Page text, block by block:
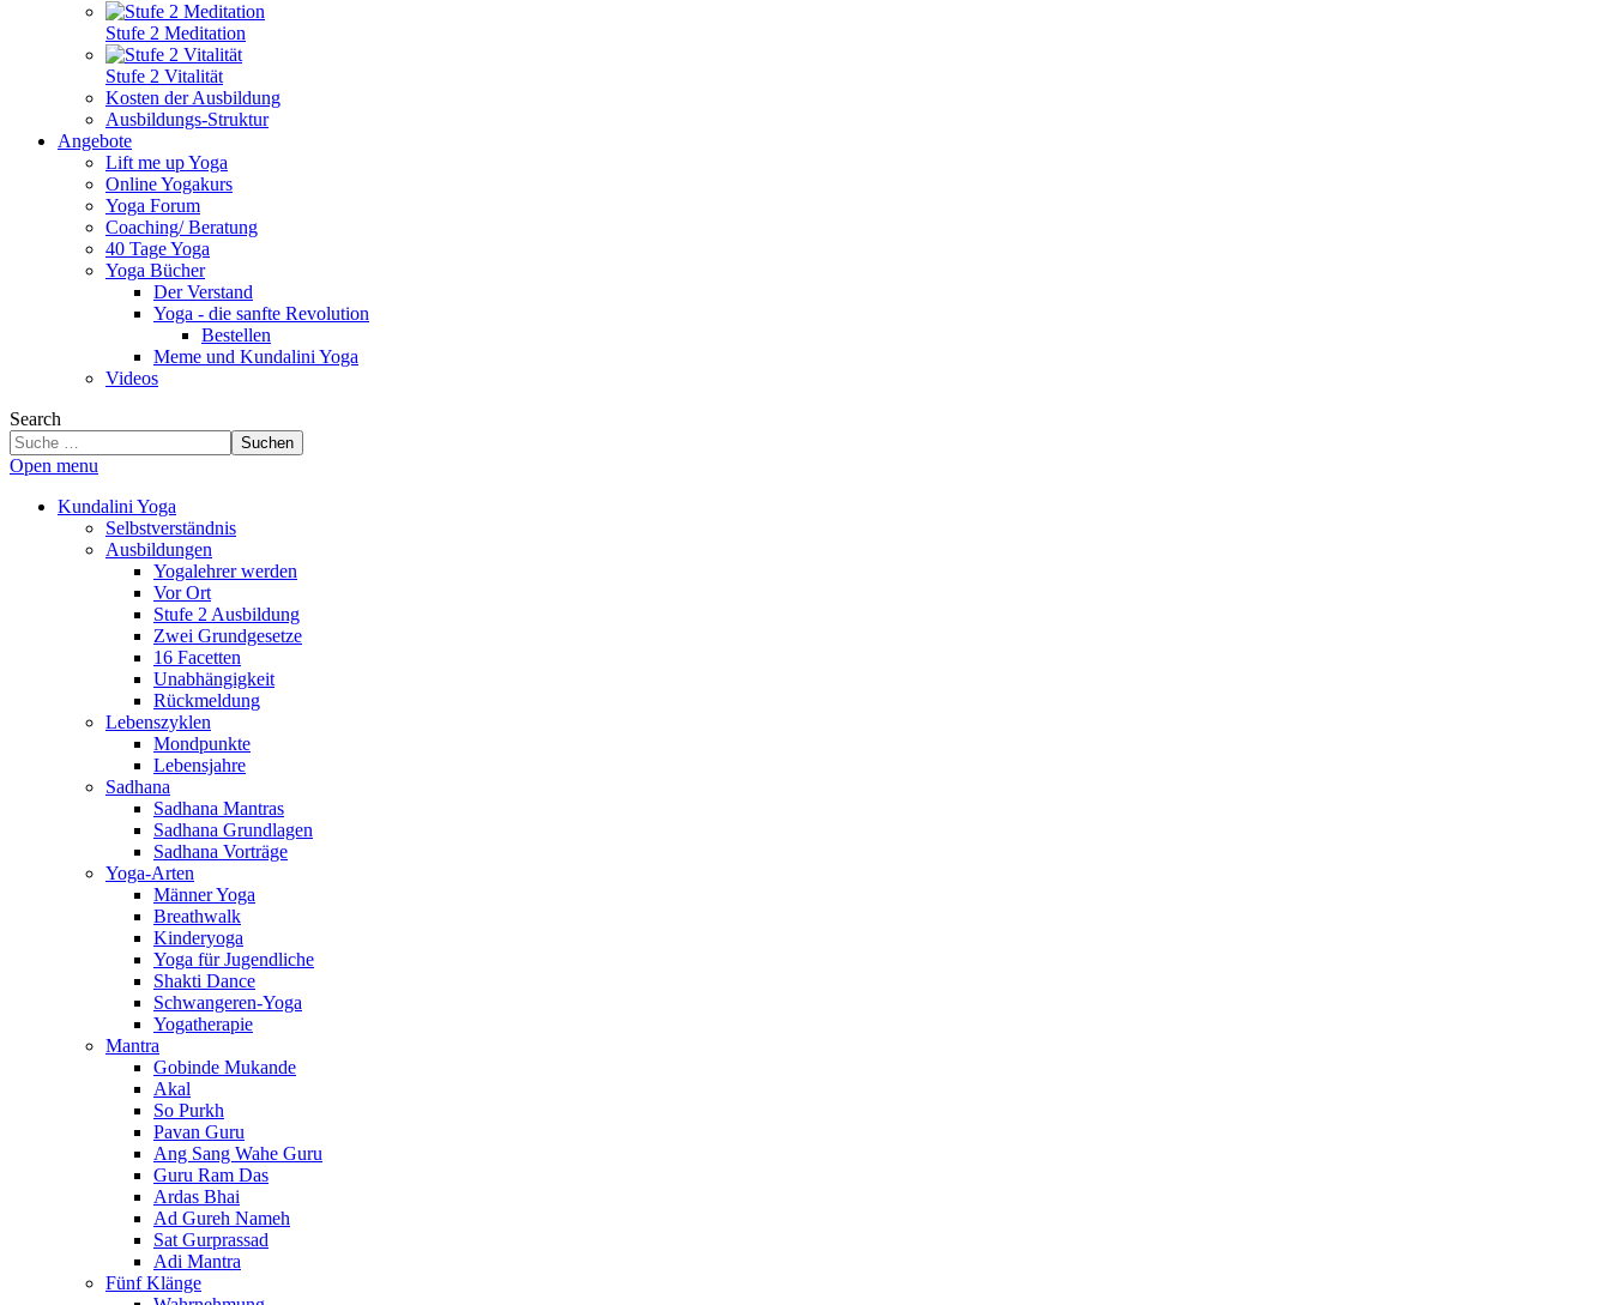
Stufe 2 Meditation
Stufe 2 Vitalität
Kosten der Ausbildung
Ausbildungs-Struktur
Angebote
Lift me up Yoga
Online Yogakurs
Yoga Forum
Coaching/ Beratung
40 Tage Yoga
Yoga Bücher
Der Verstand
Yoga - die sanfte Revolution
Bestellen
Meme und Kundalini Yoga
Videos
Search
Suchen
Open menu
Kundalini Yoga
Selbstverständnis
Ausbildungen
Yogalehrer werden
Vor Ort
Stufe 2 Ausbildung
Zwei Grundgesetze
16 Facetten
Unabhängigkeit
Rückmeldung
Lebenszyklen
Mondpunkte
Lebensjahre
Sadhana
Sadhana Mantras
Sadhana Grundlagen
Sadhana Vorträge
Yoga-Arten
Männer Yoga
Breathwalk
Kinderyoga
Yoga für Jugendliche
Shakti Dance
Schwangeren-Yoga
Yogatherapie
Mantra
Gobinde Mukande
Akal
So Purkh
Pavan Guru
Ang Sang Wahe Guru
Guru Ram Das
Ardas Bhai
Ad Gureh Nameh
Sat Gurprassad
Adi Mantra
Fünf Klänge